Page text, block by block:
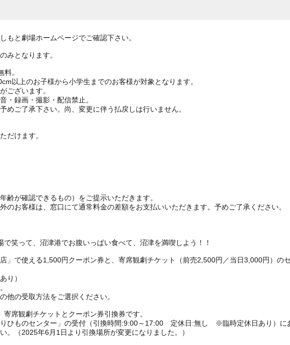
と劇場ホームページでご確認下さい。
みとなります。
。
以上のお子様から小学生までのお客様が対象となります。
ございます。
・録画・撮影・配信禁止。
ご了承下さい。尚、変更に伴う払戻しは行いません。
だけます。
が確認できるもの）をご提示いただきます。
お客様は、窓口にて通常料金の差額をお支払いいただきます。予めご了承ください。
笑って、沼津港でお腹いっぱい食べて、沼津を満喫しよう！！
」で使える1,500円クーポン券と、寄席観劇チケット（前売2,500円／当日3,000円）の
り）
他の受取方法をご選択ください。
席観劇チケットとクーポン券引換券です。
りひものセンター」の受付（引換時間:9:00～17:00 定休日:無し ※臨時定休日あり）に
。（2025年6月1日より引換場所が変更になりました。）